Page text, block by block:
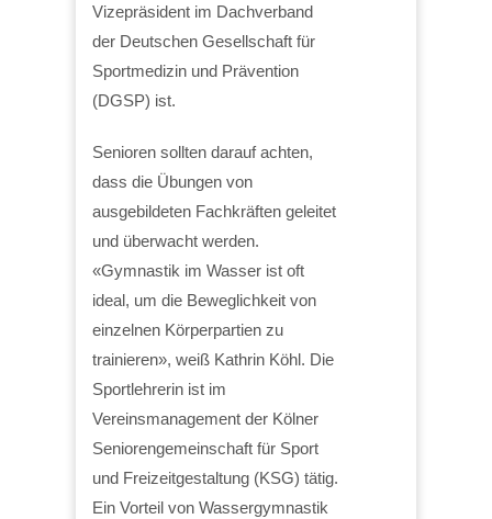
Vizepräsident im Dachverband
der Deutschen Gesellschaft für
Sportmedizin und Prävention
(DGSP) ist.
Senioren sollten darauf achten,
dass die Übungen von
ausgebildeten Fachkräften geleitet
und überwacht werden.
«Gymnastik im Wasser ist oft
ideal, um die Beweglichkeit von
einzelnen Körperpartien zu
trainieren», weiß Kathrin Köhl. Die
Sportlehrerin ist im
Vereinsmanagement der Kölner
Seniorengemeinschaft für Sport
und Freizeitgestaltung (KSG) tätig.
Ein Vorteil von Wassergymnastik